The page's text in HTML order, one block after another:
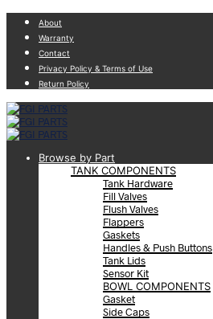
About
Warranty
Contact
Privacy Policy & Terms of Use
Return Policy
Browse by Part
TANK COMPONENTS
Tank Hardware
Fill Valves
Flush Valves
Flappers
Gaskets
Handles & Push Buttons
Tank Lids
Sensor Kit
BOWL COMPONENTS
Gasket
Side Caps